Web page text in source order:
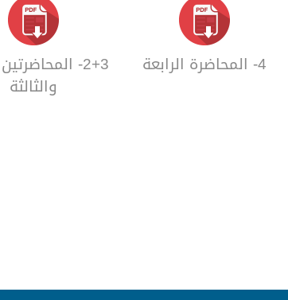
4- المحاضرة الرابعة 2+3-
والثالثة